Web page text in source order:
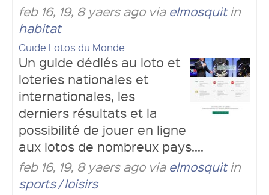
feb 16, 19, 8 yaers ago via elmosquitin
habitat
Guide Lotos du Monde
Un guide dédiés au loto et
loteries nationales et
internationales, les
derniers résultats et la
possibilité de jouer en ligne
aux lotos de nombreux pays....
feb 16, 19, 8 yaers ago via elmosquitin
sports / loisirs